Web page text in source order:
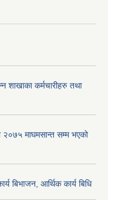
शाखाका कर्मचारीहरु तथा
माघमसान्त सम्म भएको
बिभाजन, आर्थिक कार्य बिधि